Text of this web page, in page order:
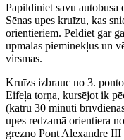
Papildiniet savu autobusa
Sēnas upes kruīzu, kas
orientieriem. Peldiet gar
upmalas pieminekļus un
virsmas.
Kruīzs izbrauc no 3.
Eifeļa torņa, kursējot ik
(katru 30 minūti
upes redzamā orientiera
grezno Pont Alexandre